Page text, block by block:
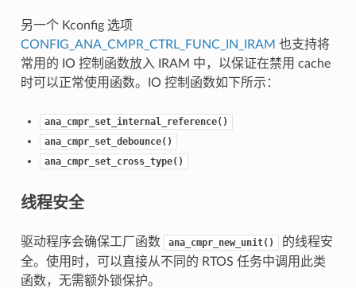
另一个 Kconfig 选项
CONFIG_ANA_CMPR_CTRL_FUNC_IN_IRAM 也支持将
常用的 IO 控制函数放入 IRAM 中，以保证在禁用 cache
时可以正常使用函数。IO 控制函数如下所示：
ana_cmpr_set_internal_reference()
ana_cmpr_set_debounce()
ana_cmpr_set_cross_type()
线程安全
驱动程序会确保工厂函数 ana_cmpr_new_unit()
的线程安
全。使用时，可以直接从不同的 RTOS 任务中调用此类
函数，无需额外锁保护。